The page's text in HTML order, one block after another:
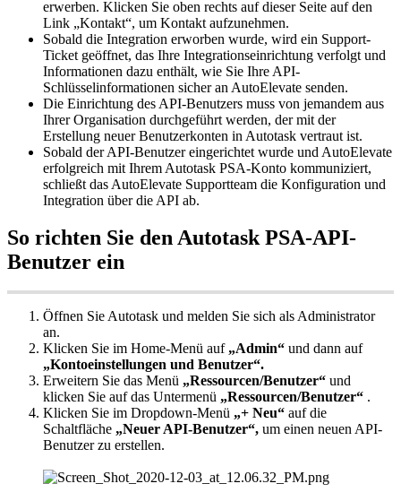
erwerben. Klicken Sie oben rechts auf dieser Seite auf den
Link „Kontakt“, um Kontakt aufzunehmen.
Sobald die Integration erworben wurde, wird ein Support-
Ticket geöffnet, das Ihre Integrationseinrichtung verfolgt und
Informationen dazu enthält, wie Sie Ihre API-
Schlüsselinformationen sicher an AutoElevate senden.
Die Einrichtung des API-Benutzers muss von jemandem aus
Ihrer Organisation durchgeführt werden, der mit der
Erstellung neuer Benutzerkonten in Autotask vertraut ist.
Sobald der API-Benutzer eingerichtet wurde und AutoElevate
erfolgreich mit Ihrem Autotask PSA-Konto kommuniziert,
schließt das AutoElevate Supportteam die Konfiguration und
Integration über die API ab.
So richten Sie den Autotask PSA-API-
Benutzer ein
Öffnen Sie Autotask und melden Sie sich als Administrator
an.
Klicken Sie im Home-Menü auf „Admin“ und dann auf
„Kontoeinstellungen und Benutzer“.
Erweitern Sie das Menü „Ressourcen/Benutzer“ und
klicken Sie auf das Untermenü „Ressourcen/Benutzer“ .
Klicken Sie im Dropdown-Menü „+ Neu“ auf die
Schaltfläche „Neuer API-Benutzer“, um einen neuen API-
Benutzer zu erstellen.